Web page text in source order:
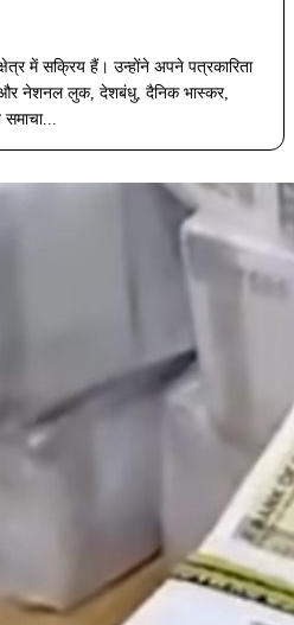
में सक्रिय हैं। उन्होंने अपने पत्रकारिता
नेशनल लुक, देशबंधु, दैनिक भास्कर,